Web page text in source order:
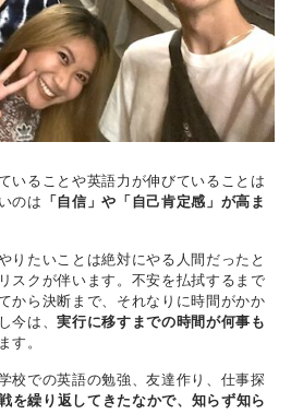
いることや英語力が伸びていることは
のは 「自信」や「自己肯定感」が高ま
りたいことは絶対にやる人間だったと
スクが伴います。不安を払拭するまで
から決断まで、それなりに時間がかか
今は、実行に移すまでの時間が何事も
す。
校での英語の勉強、友達作り、仕事探
を繰り返してきたなかで、知らず知ら